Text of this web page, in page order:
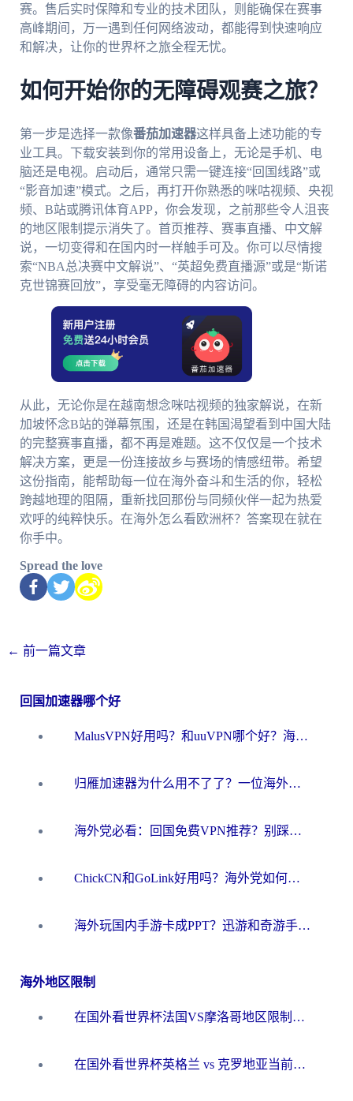
赛。售后实时保障和专业的技术团队，则能确保在赛事
高峰期间，万一遇到任何网络波动，都能得到快速响应
和解决，让你的世界杯之旅全程无忧。
如何开始你的无障碍观赛之旅？
第一步是选择一款像番茄加速器这样具备上述功能的专
业工具。下载安装到你的常用设备上，无论是手机、电
脑还是电视。启动后，通常只需一键连接“回国线路”或
“影音加速”模式。之后，再打开你熟悉的咪咕视频、央视
频、B站或腾讯体育APP，你会发现，之前那些令人沮丧
的地区限制提示消失了。首页推荐、赛事直播、中文解
说，一切变得和在国内时一样触手可及。你可以尽情搜
索“NBA总决赛中文解说”、“英超免费直播源”或是“斯诺
克世锦赛回放”，享受毫无障碍的内容访问。
从此，无论你是在越南想念咪咕视频的独家解说，在新
加坡怀念B站的弹幕氛围，还是在韩国渴望看到中国大陆
的完整赛事直播，都不再是难题。这不仅仅是一个技术
解决方案，更是一份连接故乡与赛场的情感纽带。希望
这份指南，能帮助每一位在海外奋斗和生活的你，轻松
跨越地理的阻隔，重新找回那份与同频伙伴一起为热爱
欢呼的纯粹快乐。在海外怎么看欧洲杯？答案现在就在
你手中。
Spread the love
← 前一篇文章
回国加速器哪个好
MalusVPN好用吗？和uuVPN哪个好？海外党无缝访问国内资源的真实对比与选择指南
归雁加速器为什么用不了了？一位海外游子的真实困惑与技术解答
海外党必看：回国免费VPN推荐？别踩坑！教你选对加速器无缝刷国内资源
ChickCN和GoLink好用吗？海外党如何选对回国加速器
海外玩国内手游卡成PPT？迅游和奇游手游哪个好？一篇讲透回国加速器怎么选
海外地区限制
在国外看世界杯法国VS摩洛哥地区限制？这篇指南让你流畅看中文解说无压力
在国外看世界杯英格兰 vs 克罗地亚当前地区不可播放？这篇指南帮你搞定所有海外观赛难题